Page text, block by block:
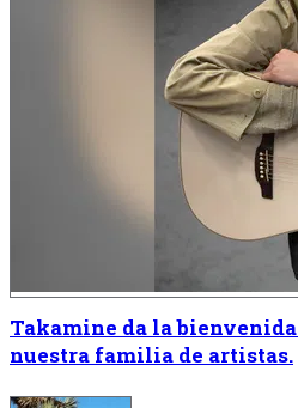
Takamine da la
nuestra familia de artistas.